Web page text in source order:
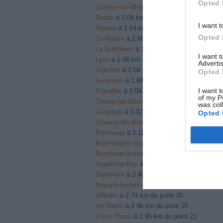
Opted
I want
Opted
I want
Opted
I want
of my
was
Opted
Chasse-sur-Rhône
à 2.44 km du point 13
Badan à 2.08 km du point 13
Flevieu à 1.64 km du point 13
Guillotière à 1.66 km du point 14
La Guillotière à 1.66 km du point 14
Lyon à 1.66 km du point 14
Vignoles à 2.04 km du point 15
Levernois à 1.98 km du point 15
Vignolles à 2.04 km du point 15
Chorey-lès-Beaune
à 3.17 km du point 16
Corgoloin à 3.02 km du point 16
Chaurey-lès-Beaune
Burnhaupt à 1.11 km du point 17
Burnhaupt-le-Bas
à 1.11 km du point 17
Burnhaupt-le-Haut
à 1.61 km du point 17
Aspach-le-Bas à 3.00 km du point 19
Sennheim à 3.40 km du point 19
Aspach-le-Haut à 3.25 km du point 19
Uffholtz à 2.74 km du point 20
Alt-Thann à 2.96 km du point 20
Vieux-Thann à 1.95 km du point 21